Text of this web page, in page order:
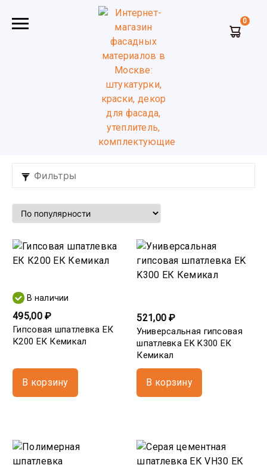
0
Шпатлевка
Шпатлевка ЕК Кемикал
Фильтры
В наличии
495,00 ₽
Гипсовая шпатлевка ЕК
К200 ЕК Кемикал
В корзину
521,00 ₽
Универсальная гипсовая
шпатлевка EK K300 ЕК
Кемикал
В корзину